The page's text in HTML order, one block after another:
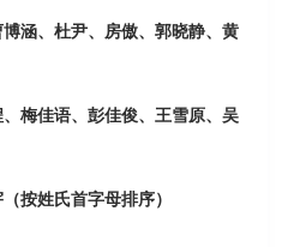
涵、杜尹、房傲、郭晓静、黄
梅佳语、彭佳俊、王雪原、吴
按姓氏首字母排序）